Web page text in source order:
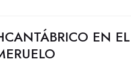
EN